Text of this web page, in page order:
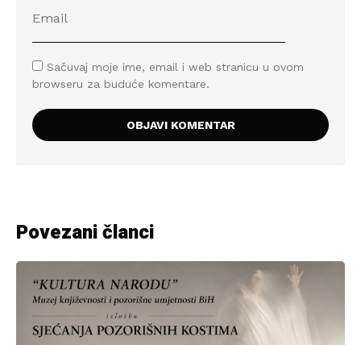
Sačuvaj moje ime, email i web stranicu u ovom
browseru za buduće komentare.
Povezani članci